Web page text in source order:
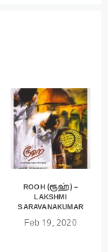
ROOH (ரூஹ்) –
LAKSHMI
SARAVANAKUMAR
Feb 19, 2020